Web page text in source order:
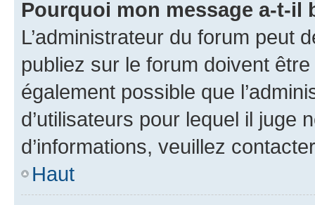
Pourquoi mon message a-t-il
L’administrateur du forum peut
publiez sur le forum doivent
également possible que
d’utilisateurs pour lequel il juge
d’informations, veuillez
Haut